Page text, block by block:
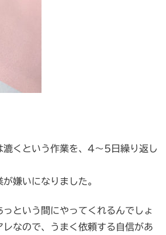
漉くという作業を、4～5日繰り返し
嫌いになりました。
という間にやってくれるんでしょ
レなので、うまく依頼する自信があ